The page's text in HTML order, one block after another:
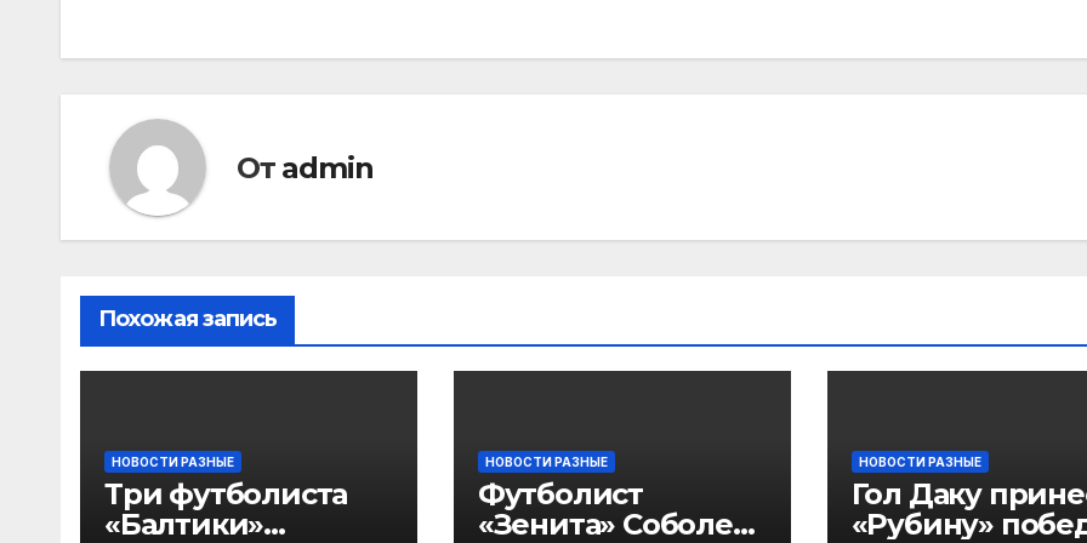
От admin
Похожая запись
НОВОСТИ РАЗНЫЕ
Три футболиста
«Балтики»
НОВОСТИ РАЗНЫЕ
Футболист
«Зенита» Соболев:
НОВОСТИ РАЗНЫЕ
Гол Даку
«Рубину»